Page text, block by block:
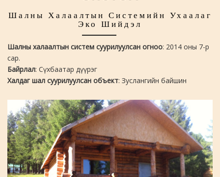
Шалны Халаалтын Системийн Ухаалаг
Эко Шийдэл
Шалны халаалтын систем суурилуулсан огноо: 2014 оны 7-р
сар.
Байрлал: Сүхбаатар дүүрэг
Халдаг шал суурилуулсан объект: Зуслангийн байшин